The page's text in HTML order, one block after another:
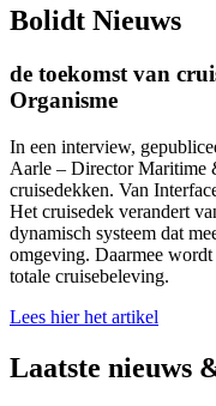
Bolidt Nieuws
de toekomst van
Organisme
In een interview,
Aarle – Director Maritime
cruisedekken. Van
Het cruisedek verandert
dynamisch systeem dat
omgeving. Daarmee
totale cruisebeleving.
Lees hier het artikel
Laatste nieuws